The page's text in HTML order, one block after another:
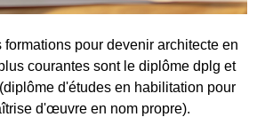
formations pour devenir architecte en
courantes sont le diplôme dplg et
(diplôme d'études en habilitation pour
d'œuvre en nom propre).